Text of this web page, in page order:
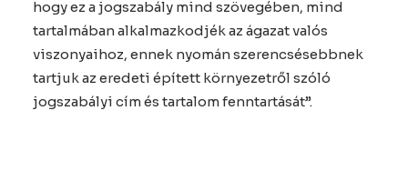
hogy ez a jogszabály mind szövegében, mind
tartalmában alkalmazkodjék az ágazat valós
viszonyaihoz, ennek nyomán szerencsésebbnek
tartjuk az eredeti épített környezetről szóló
jogszabályi cím és tartalom fenntartását”.